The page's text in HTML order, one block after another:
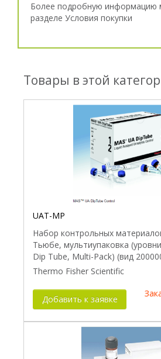
Более подробную информацию
разделе Условия покупки
Товары в этой
UAT-MP
Набор контрольных
Тьюбе, мультиупаковка
Dip Tube, Multi-Pack) (вид
Thermo Fisher Scientific
Добавить к заявке